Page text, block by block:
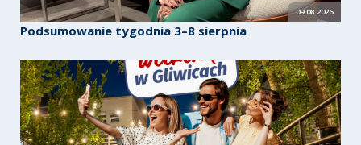
09.08.2026
Podsumowanie tygodnia 3–8 sierpnia